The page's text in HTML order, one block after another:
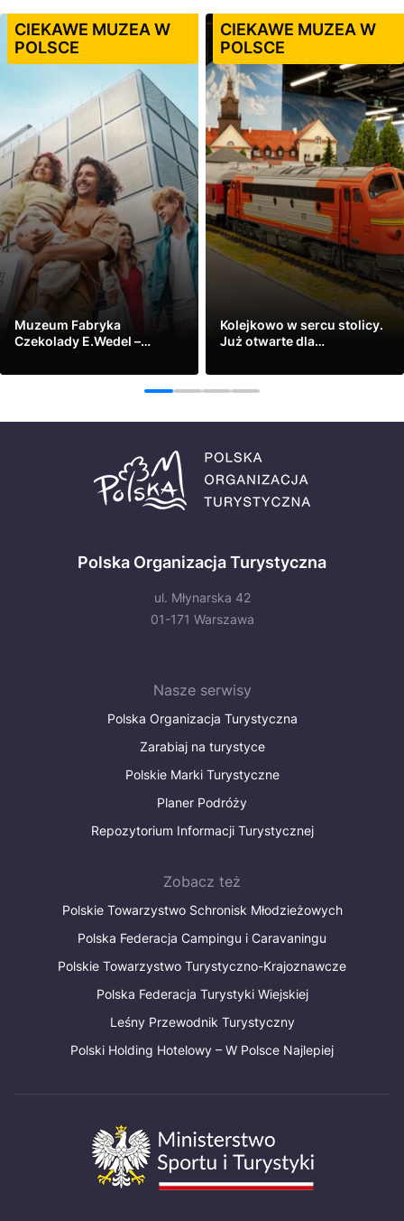
CIEKAWE MUZEA W
POLSCE
Muzeum Fabryka
Czekolady E.Wedel –
w sercu Warszawy
Zobacz
CIEKAWE MUZEA W
POLSCE
Kolejkowo w sercu stolicy.
Już otwarte dla
Zobacz
1 2 3 4
Polska Organizacja Turystyczna
ul. Młynarska 42
01-171 Warszawa
Nasze serwisy
Polska Organizacja Turystyczna
Zarabiaj na turystyce
Polskie Marki Turystyczne
Planer Podróży
Repozytorium Informacji Turystycznej
Zobacz też
Polskie Towarzystwo Schronisk Młodzieżowych
Polska Federacja Campingu i Caravaningu
Polskie Towarzystwo Turystyczno-Krajoznawcze
Polska Federacja Turystyki Wiejskiej
Leśny Przewodnik Turystyczny
Polski Holding Hotelowy – W Polsce Najlepiej